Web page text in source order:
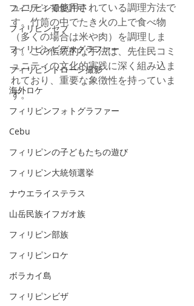
フィリピン撮影許可
フィリピンセブ
フィリピンビデオグラファー
フィリピンドローン撮影
海外ロケ
フィリピンフォトグラファー
Cebu
フィリピンの子どもたちの遊び
フィリピン大統領選挙
ナウエライステラス
山岳民族イフガオ族
フィリピン部族
フィリピンロケ
ボラカイ島
フィリピンビザ
ュニティで使用されている調理方法で
す。竹筒の中でたき火の上で食べ物
（多くの場合は米や肉）を調理しま
す。この伝統的な手法は、先住民コミ
ュニティの文化的実践に深く組み込ま
れており、重要な象徴性を持っていま
す。